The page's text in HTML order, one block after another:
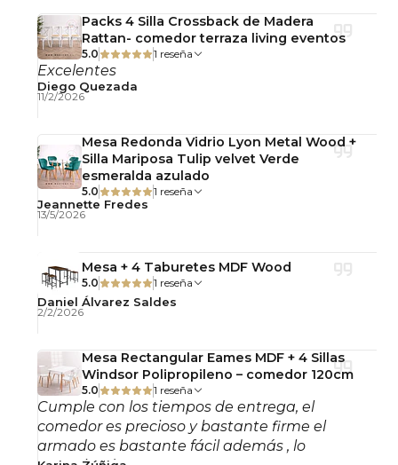
Formato circular que favorece la circulación y el
encuentro.
Estructura sólida y equilibrada.
Fácil mantención y alta durabilidad.
Ideal para comedores, cocinas, departamentos,
cafeterías y espacios contemporáneos.
Terminación y color
presentar leves variaciones según la iluminación
ambiental o la pantalla desde donde se visualice.
Mantenimiento y cuidado
húmedo. Evitar productos abrasivos. Se
recomienda el uso de individuales o protectores
para conservar la superficie en óptimas
condiciones.
Packs 4 Silla Crossback de Madera
Rattan- comedor terraza living eventos
5.0 1 reseña
Excelentes
Diego Quezada
11/2/2026
Mesa Redonda Vidrio Lyon Metal Wood +
Silla Mariposa Tulip velvet Verde
esmeralda azulado
5.0 1 reseña
Jeannette Fredes
13/5/2026
Mesa + 4 Taburetes MDF Wood
5.0 1 reseña
Daniel Álvarez Saldes
2/2/2026
Mesa Rectangular Eames MDF + 4 Sillas
Windsor Polipropileno – comedor 120cm
5.0 1 reseña
Cumple con los tiempos de entrega, el
comedor es precioso y bastante firme el
armado es bastante fácil además , lo